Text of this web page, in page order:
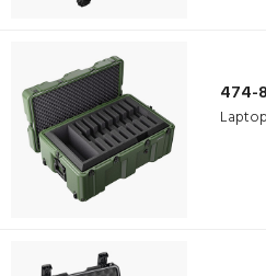
474-
Laptop